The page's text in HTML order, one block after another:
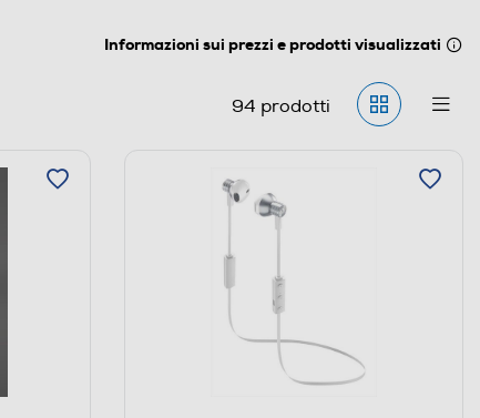
Informazioni sui prezzi e prodotti visualizzati
94 prodotti